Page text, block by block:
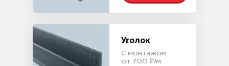
Уголок
С монтажом
от 700 ₽/м